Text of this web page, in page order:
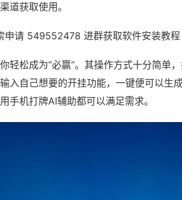
道获取使用。
申请 549552478 进群获取软件安装教程
轻松成为“必赢”。其操作方式十分简单
入自己想要的开挂功能，一键便可以生
手机打牌AI辅助都可以满足需求。